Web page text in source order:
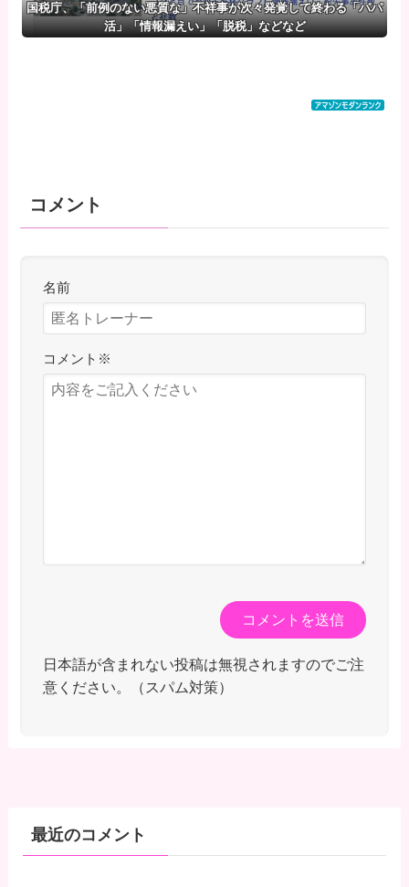
国税庁、「前例のない悪質な」不祥事が次々発覚して終わる「パパ
活」「情報漏えい」「脱税」などなど
コメント
名前
コメント ※
日本語が含まれない投稿は無視されますのでご注
意ください。（スパム対策）
最近のコメント